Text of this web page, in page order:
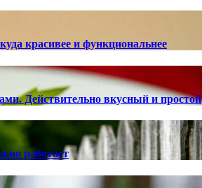
красивее и функциональнее
Действительно вкусный и простой
работает